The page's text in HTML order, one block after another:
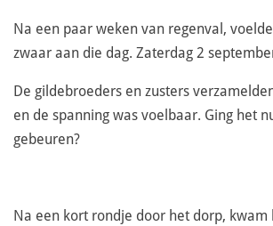
Na een paar weken van regenval,
zwaar aan die dag. Zaterdag 2
De gildebroeders en zusters
en de spanning was voelbaar. Ging het
gebeuren?
Na een kort rondje door het dorp, kwam